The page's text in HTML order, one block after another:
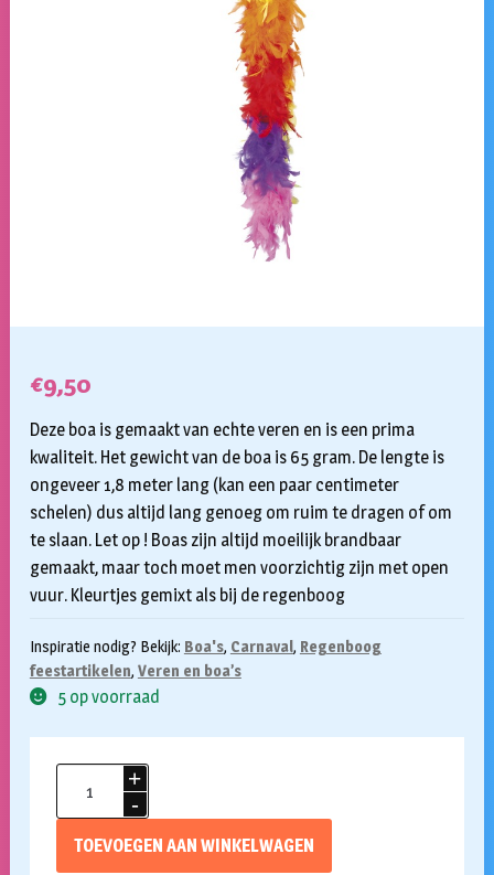
€9,50
Deze boa is gemaakt van echte veren en is een prima
kwaliteit. Het gewicht van de boa is 65 gram. De lengte is
ongeveer 1,8 meter lang (kan een paar centimeter
schelen) dus altijd lang genoeg om ruim te dragen of om
te slaan. Let op ! Boas zijn altijd moeilijk brandbaar
gemaakt, maar toch moet men voorzichtig zijn met open
vuur. Kleurtjes gemixt als bij de regenboog
Inspiratie nodig? Bekijk: Boa's, Carnaval, Regenboog
feestartikelen, Veren en boa’s
5 op voorraad
Regenboog
TOEVOEGEN AAN WINKELWAGEN